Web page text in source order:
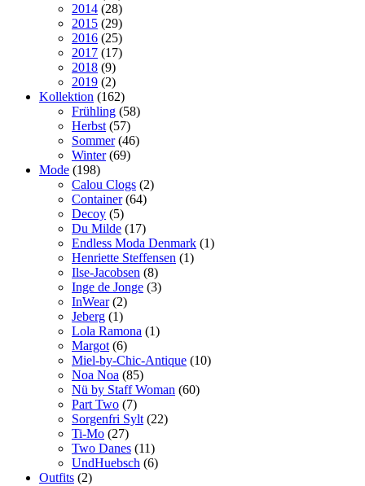
2014 (28)
2015 (29)
2016 (25)
2017 (17)
2018 (9)
2019 (2)
Kollektion (162)
Frühling (58)
Herbst (57)
Sommer(46)
Winter(69)
Mode (198)
Calou Clogs (2)
Container(64)
Decoy (5)
Du Milde (17)
Endless Moda Denmark (1)
Henriette Steffensen (1)
Ilse-Jacobsen (8)
Inge de Jonge (3)
InWear(2)
Jeberg (1)
Lola Ramona (1)
Margot (6)
Miel-by-Chic-Antique (10)
Noa Noa (85)
Nü by Staff Woman (60)
Part Two (7)
Sorgenfri Sylt (22)
Ti-Mo (27)
Two Danes (11)
UndHuebsch (6)
Outfits (2)